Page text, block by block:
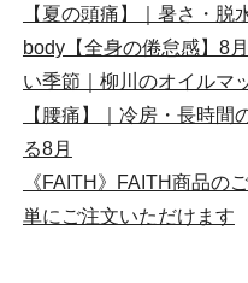
【夏の頭痛】｜暑さ・
body【全身の倦怠感】8
い季節｜柳川のオイルマ
【腰痛】｜冷房・長時
る8月
《FAITH》FAITH商品の
単にご注文いただけます